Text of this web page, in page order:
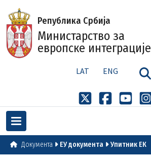
Република Србија
Министарство за
европске интеграције
LAT ENG
Документа ЕУ документа Упитник ЕК